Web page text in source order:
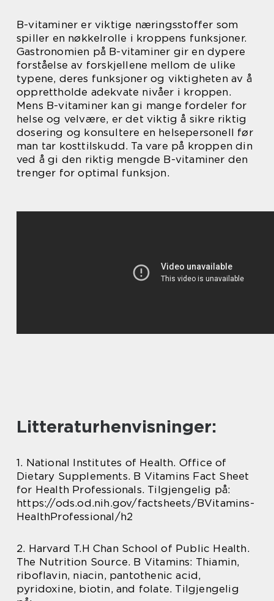
B-vitaminer er viktige næringsstoffer som
spiller en nøkkelrolle i kroppens funksjoner.
Gastronomien på B-vitaminer gir en dypere
forståelse av forskjellene mellom de ulike
typene, deres funksjoner og viktigheten av å
opprettholde adekvate nivåer i kroppen.
Mens B-vitaminer kan gi mange fordeler for
helse og velvære, er det viktig å sikre riktig
dosering og konsultere en helsepersonell før
man tar kosttilskudd. Ta vare på kroppen din
ved å gi den riktig mengde B-vitaminer den
trenger for optimal funksjon.
Litteraturhenvisninger:
1. National Institutes of Health. Office of
Dietary Supplements. B Vitamins Fact Sheet
for Health Professionals. Tilgjengelig på:
https://ods.od.nih.gov/factsheets/BVitamins-
HealthProfessional/h2
2. Harvard T.H Chan School of Public Health.
The Nutrition Source. B Vitamins: Thiamin,
riboflavin, niacin, pantothenic acid,
pyridoxine, biotin, and folate. Tilgjengelig